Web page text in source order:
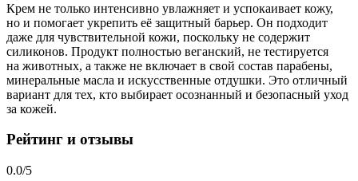
Крем не только интенсивно увлажняет и успокаивает кожу,
но и помогает укрепить её защитный барьер. Он подходит
даже для чувствительной кожи, поскольку не содержит
силиконов. Продукт полностью веганский, не тестируется
на животных, а также не включает в свой состав парабены,
минеральные масла и искусственные отдушки. Это отличный
вариант для тех, кто выбирает осознанный и безопасный уход
за кожей.
Рейтинг и отзывы
0.0/5